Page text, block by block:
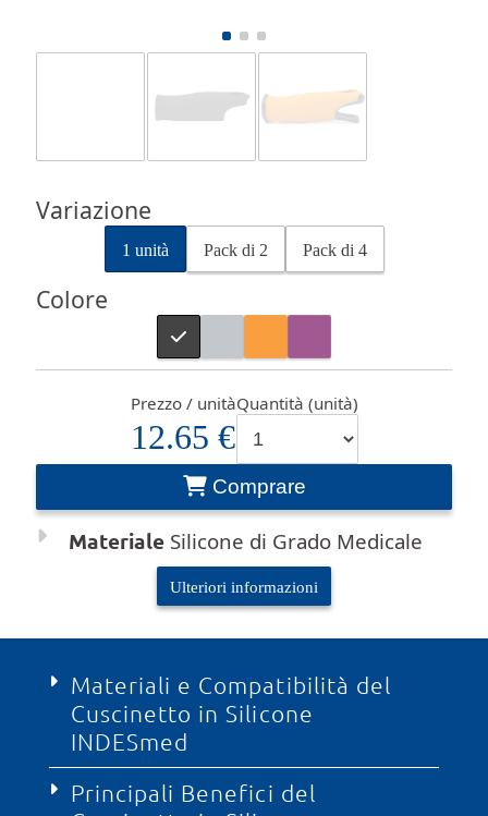
Variazione
1 unità Pack di 2 Pack di 4
Colore
Prezzo / unità
12.65 €
Quantità (unità)
Comprare
MaterialeSilicone di Grado Medicale
Ulteriori informazioni
Materiali e Compatibilità del
Cuscinetto in Silicone
INDESmed
Questi cuscinetti per impugnatura sono
Principali Benefici del